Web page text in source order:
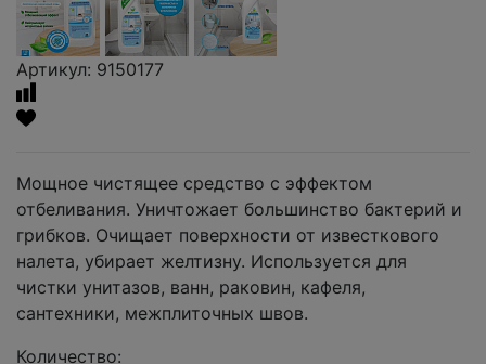
Артикул: 9150177
Мощное чистящее средство с эффектом
отбеливания. Уничтожает большинство бактерий и
грибков. Очищает поверхности от известкового
налета, убирает желтизну. Используется для
чистки унитазов, ванн, раковин, кафеля,
сантехники, межплиточных швов.
Количество: